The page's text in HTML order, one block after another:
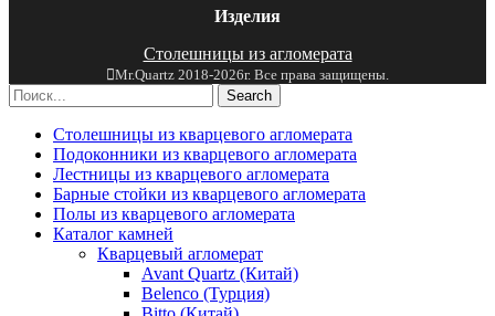
Изделия
Столешницы из агломерата
Mr.Quartz 2018-2026г. Все права защищены.
Search
Столешницы из кварцевого агломерата
Подоконники из кварцевого агломерата
Лестницы из кварцевого агломерата
Барные стойки из кварцевого агломерата
Полы из кварцевого агломерата
Каталог камней
Кварцевый агломерат
Avant Quartz (Китай)
Belenco (Турция)